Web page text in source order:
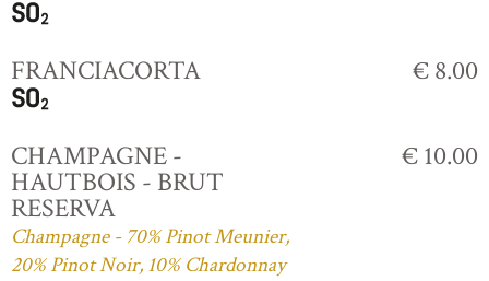
FRANCIACORTA € 8.00
CHAMPAGNE -
HAUTBOIS - BRUT
RESERVA
Champagne - 70% Pinot Meunier,
20% Pinot Noir, 10% Chardonnay
€ 10.00